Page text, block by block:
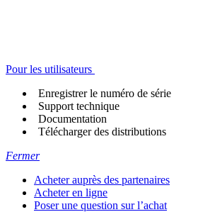
Pour les utilisateurs
Enregistrer le numéro de série
Support technique
Documentation
Télécharger des distributions
Fermer
Acheter auprès des partenaires
Acheter en ligne
Poser une question sur l’achat